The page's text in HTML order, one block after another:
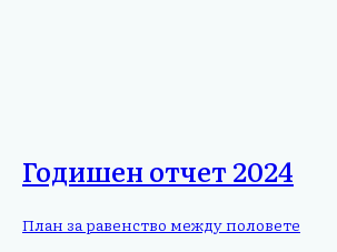
Годишен отчет 2024
План за равенство между половете